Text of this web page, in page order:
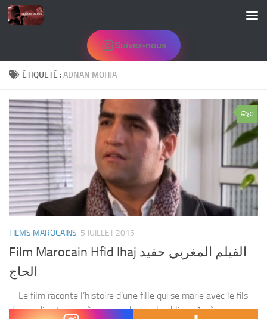
Skip to content
Suivez-nous
ÉTIQUETÉ :ADNAN MOHJA
0
FILMS MAROCAINS 5 JUILLET 2015
Film Marocain Hfid lhaj الفيلم المغربي حفيد
الحاج
Le film raconte l’histoire d’une fille qui se marie avec le fils
de son directeur après que ce dernier la obliger .Après une